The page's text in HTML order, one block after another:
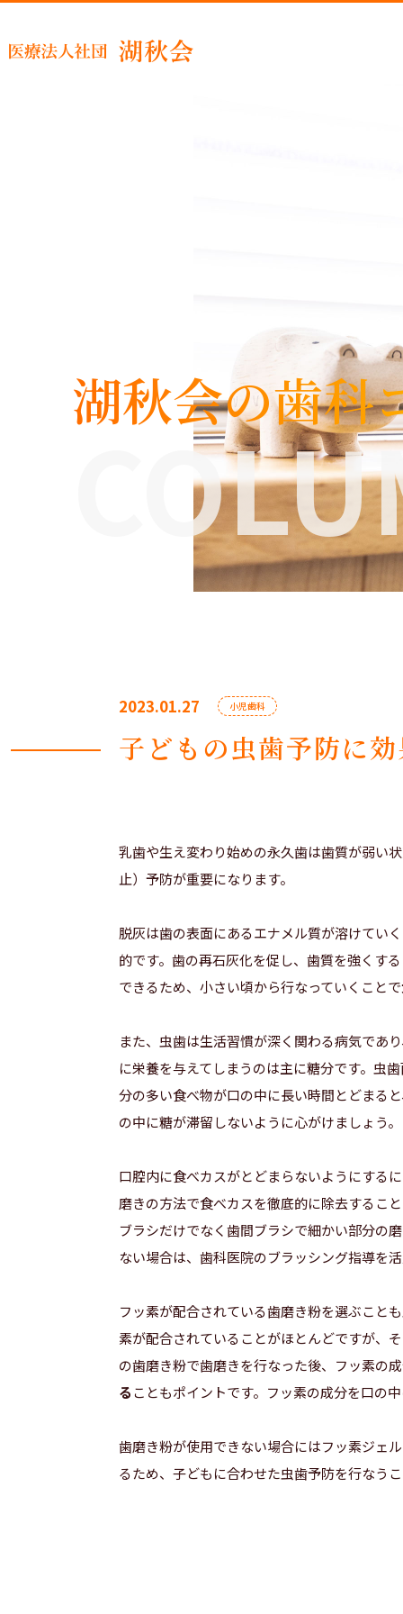
湖秋会の歯科
2023.01.27 小児歯科
子どもの虫歯予防に
乳歯や生え変わり始めの永久歯は歯質が弱い
止）予防が重要になります。
脱灰は歯の表面にあるエナメル質が溶けてい
的です。歯の再石灰化を促し、歯質を強くす
できるため、小さい頃から行なっていくことで
また、虫歯は生活習慣が深く関わる病気であ
に栄養を与えてしまうのは主に糖分です。虫
分の多い食べ物が口の中に長い時間とどまる
の中に糖が滞留しないように心がけましょう。
口腔内に食べカスがとどまらないようにする
磨きの方法で食べカスを徹底的に除去するこ
ブラシだけでなく歯間ブラシで細かい部分の
ない場合は、歯科医院のブラッシング指導を
フッ素が配合されている歯磨き粉を選ぶこと
素が配合されていることがほとんどですが、
の歯磨き粉で歯磨きを行なった後、フッ素の
ることもポイントです。フッ素の成分を口の
歯磨き粉が使用できない場合にはフッ素ジェ
るため、子どもに合わせた虫歯予防を行なう